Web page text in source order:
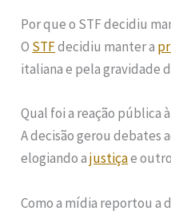
Por que o STF decidiu
O STFdecidiu manter a
italiana e pela gravidade
Qual foi a reação pública
A decisão gerou debates
elogiando ajustiçae
Como a mídia reportou a